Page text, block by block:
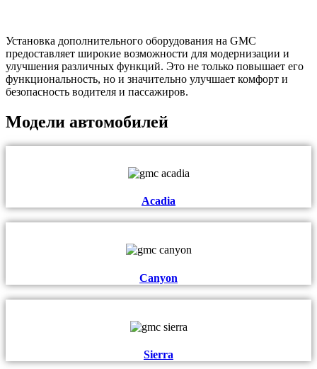
Установка дополнительного оборудования на GMC
предоставляет широкие возможности для модернизации и
улучшения различных функций. Это не только повышает его
функциональность, но и значительно улучшает комфорт и
безопасность водителя и пассажиров.
Модели автомобилей
Acadia
Canyon
Sierra